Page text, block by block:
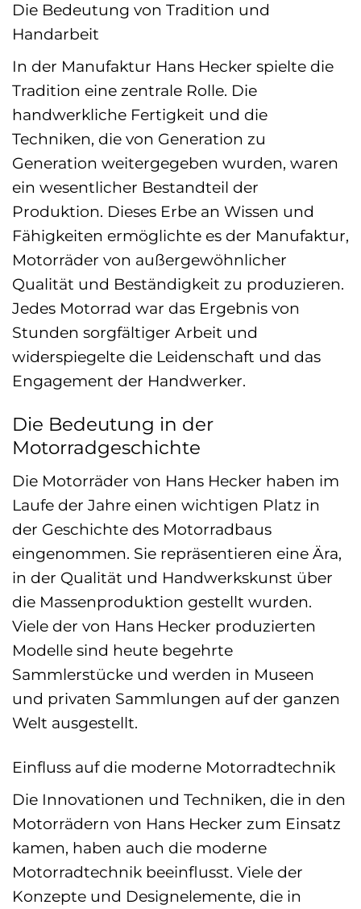
Die Bedeutung von Tradition und
Handarbeit
In der Manufaktur Hans Hecker spielte die
Tradition eine zentrale Rolle. Die
handwerkliche Fertigkeit und die
Techniken, die von Generation zu
Generation weitergegeben wurden, waren
ein wesentlicher Bestandteil der
Produktion. Dieses Erbe an Wissen und
Fähigkeiten ermöglichte es der Manufaktur,
Motorräder von außergewöhnlicher
Qualität und Beständigkeit zu produzieren.
Jedes Motorrad war das Ergebnis von
Stunden sorgfältiger Arbeit und
widerspiegelte die Leidenschaft und das
Engagement der Handwerker.
Die Bedeutung in der
Motorradgeschichte
Die Motorräder von Hans Hecker haben im
Laufe der Jahre einen wichtigen Platz in
der Geschichte des Motorradbaus
eingenommen. Sie repräsentieren eine Ära,
in der Qualität und Handwerkskunst über
die Massenproduktion gestellt wurden.
Viele der von Hans Hecker produzierten
Modelle sind heute begehrte
Sammlerstücke und werden in Museen
und privaten Sammlungen auf der ganzen
Welt ausgestellt.
Einfluss auf die moderne Motorradtechnik
Die Innovationen und Techniken, die in den
Motorrädern von Hans Hecker zum Einsatz
kamen, haben auch die moderne
Motorradtechnik beeinflusst. Viele der
Konzepte und Designelemente, die in